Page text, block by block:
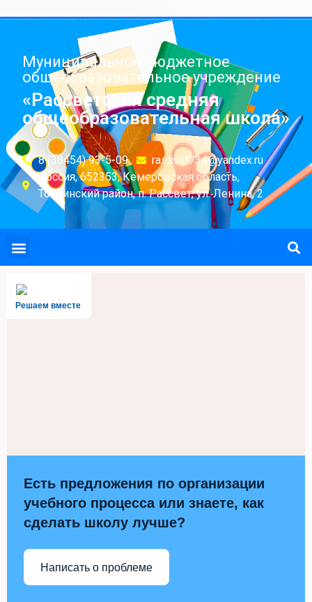
Муниципальное бюджетное
общеобразовательное учреждение
«Рассветская средняя
общеобразовательная школа»
8 (38454) 93-5-09
rassvet734@yandex.ru
Россия, 652353, Кемеровская область,
Топкинский район, п. Рассвет, ул. Ленина, 2
Решаем вместе
Есть предложения по организации
учебного процесса или знаете, как
сделать школу лучше?
Написать о проблеме